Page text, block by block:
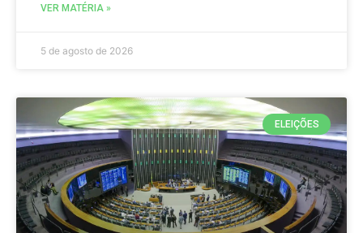
VER MATÉRIA »
5 de agosto de 2026
ELEIÇÕES